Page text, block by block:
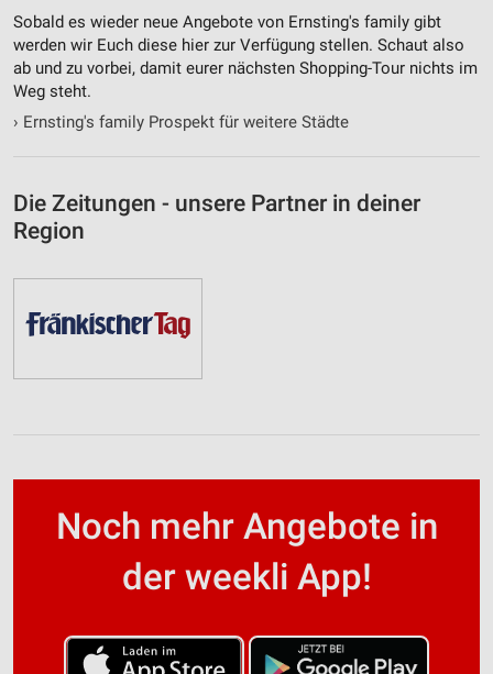
Sobald es wieder neue Angebote von Ernsting's family gibt
werden wir Euch diese hier zur Verfügung stellen. Schaut also
ab und zu vorbei, damit eurer nächsten Shopping-Tour nichts im
Weg steht.
› Ernsting's family Prospekt für weitere Städte
Die Zeitungen - unsere Partner in deiner
Region
Noch mehr Angebote in
der weekli App!